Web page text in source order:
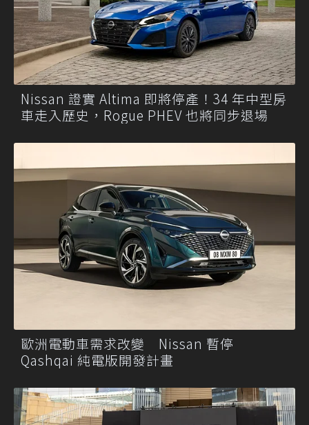
Nissan 證實 Altima 即將停產！34 年中型房
車走入歷史，Rogue PHEV 也將同步退場
歐洲電動車需求改變 Nissan 暫停
Qashqai 純電版開發計畫